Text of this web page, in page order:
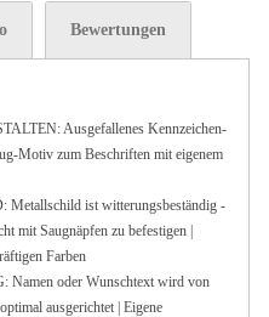
Bewertungen
Ausgefallenes Kennzeichen-
Motiv zum Beschriften mit eigenem
ist witterungsbeständig -
mit Saugnäpfen zu befestigen |
Farben
oder Wunschtext wird von
ausgerichtet | Eigene